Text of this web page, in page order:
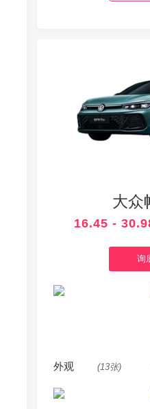
大众
16.45 -
询
外观 (13张)